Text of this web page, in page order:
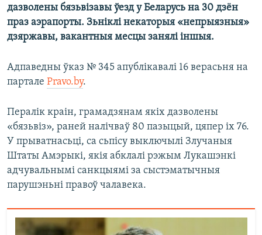
дазволены бязьвізавы ўезд у Беларусь на 30 дзён
праз аэрапорты. Зьніклі некаторыя «непрыязныя»
дзяржавы, вакантныя месцы занялі іншыя.
Адпаведны ўказ № 345 апублікавалі 16 верасьня на
партале Pravo.by.
Пералік краін, грамадзянам якіх дазволены
«бязьвіз», раней налічваў 80 пазыцый, цяпер іх 76.
У прыватнасьці, са сьпісу выключылі Злучаныя
Штаты Амэрыкі, якія абклалі рэжым Лукашэнкі
адчувальнымі санкцыямі за сыстэматычныя
парушэньні правоў чалавека.